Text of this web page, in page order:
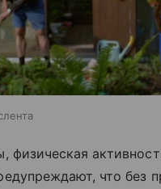
физическая
что без